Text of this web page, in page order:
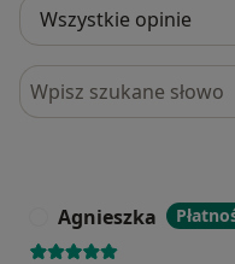
Szukaj w opiniach
Agnieszka